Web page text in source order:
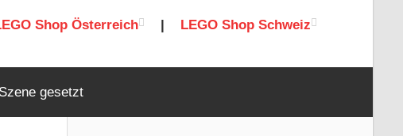
Shop Österreich LEGO Shop Schweiz
gesetzt